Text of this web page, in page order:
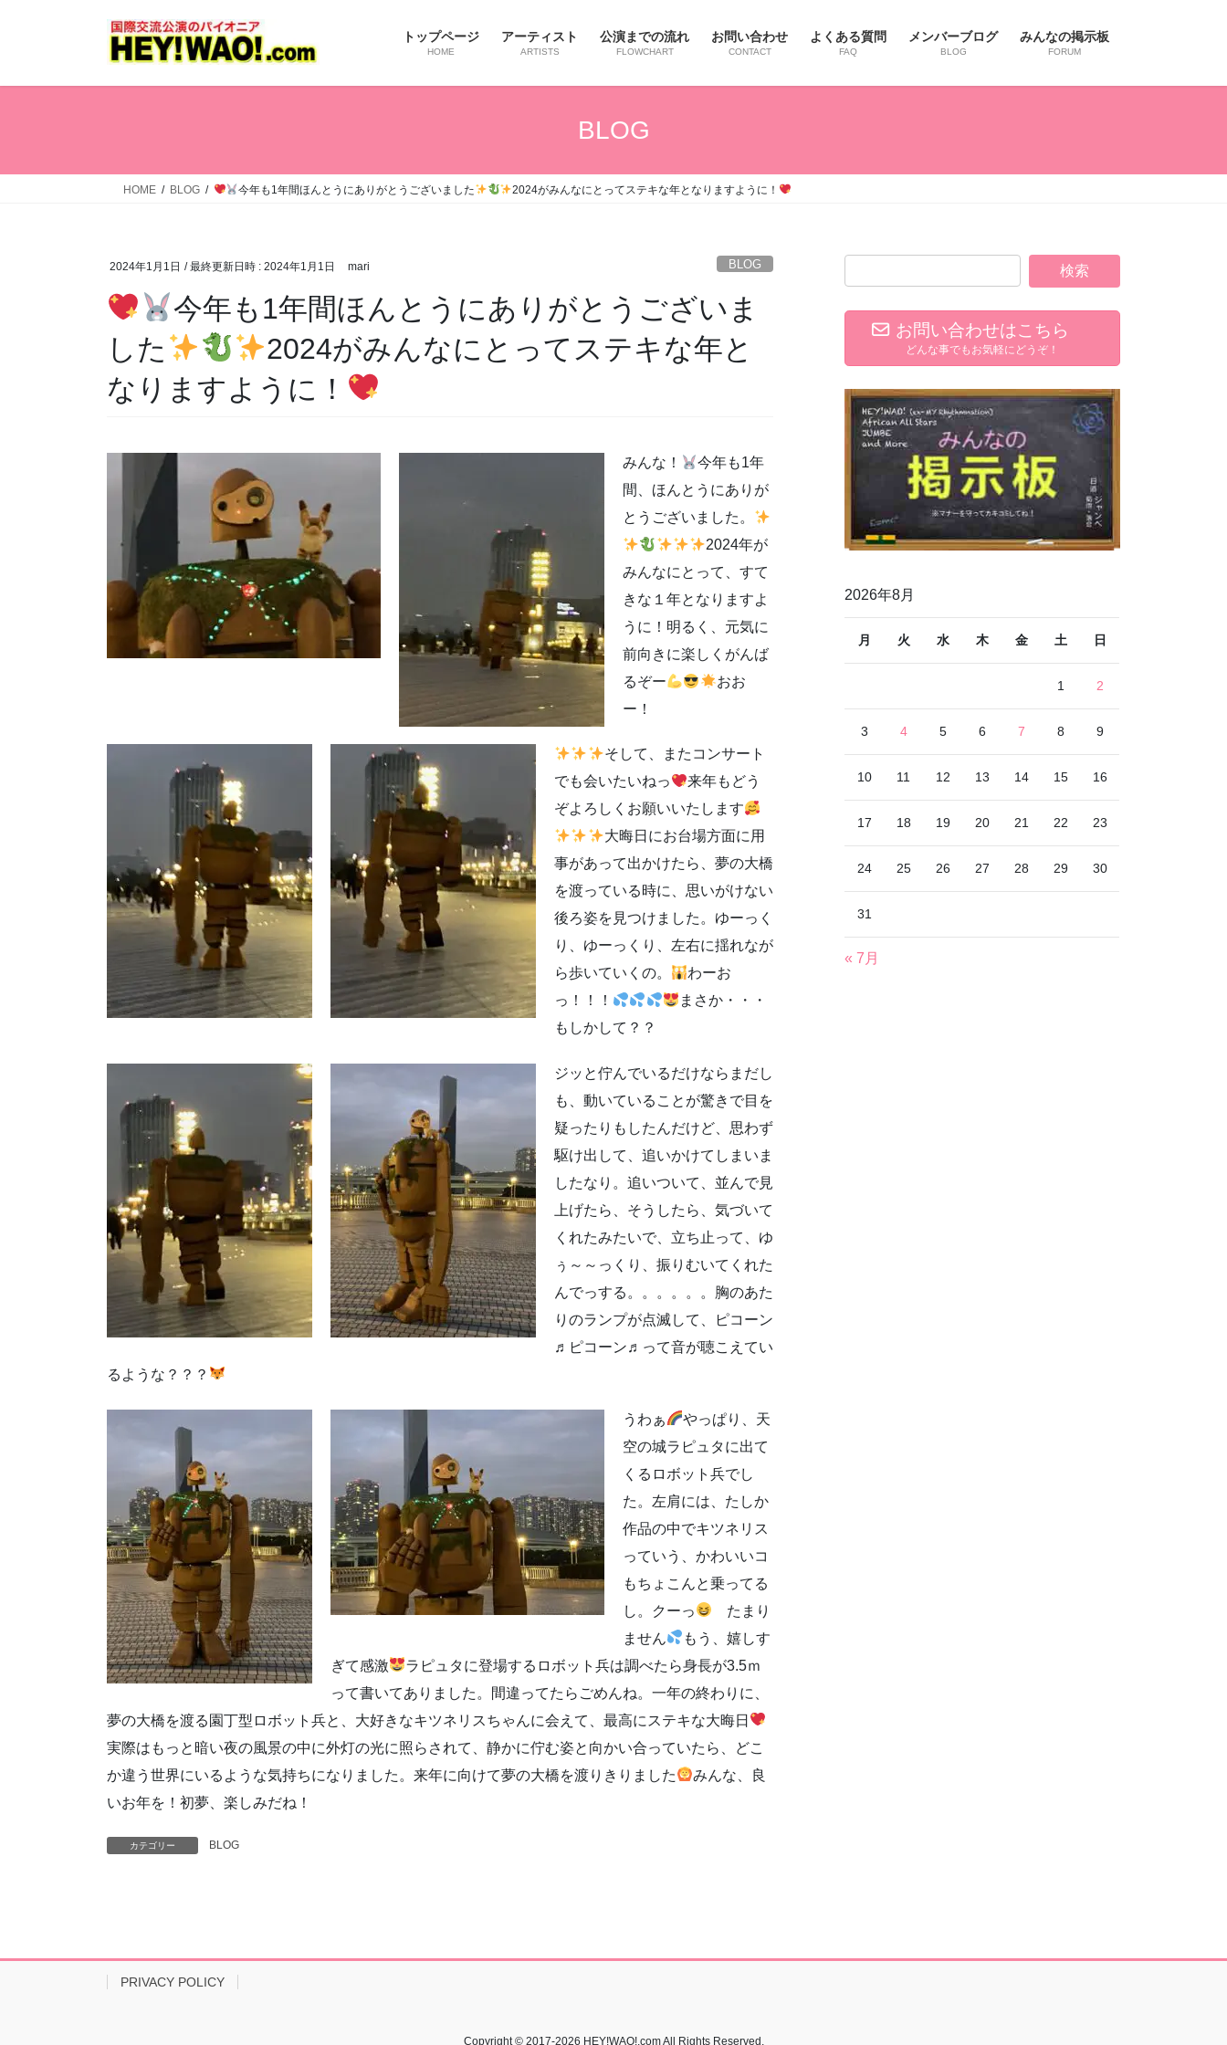
トップページ
HOME
アーティスト
ARTISTS
公演までの流れ
FLOWCHART
お問い合わせ
CONTACT
よくある質問
FAQ
メンバーブログ
BLOG
みんなの掲示板
FORUM
BLOG
HOME BLOG 今年も1年間ほんとうにありがとうございました 2024がみんなにとってステキな年となりますように！
2024年1月1日 / 最終更新日時 : 2024年1月1日 mari BLOG
今年も1年間ほんとうにありがとうございま
した
2024がみんなにとってステキな年と
なりますように！
みんな！
今年も1年
間、ほんとうにありが
とうございました。
2024年が
みんなにとって、すて
きな１年となりますよ
うに！明るく、元気に
前向きに楽しくがんば
るぞー
おお
ー！
そして、またコンサート
でも会いたいねっ
来年もどう
ぞよろしくお願いいたします
大晦日にお台場方面に用
事があって出かけたら、夢の大橋
を渡っている時に、思いがけない
後ろ姿を見つけました。ゆーっく
り、ゆーっくり、左右に揺れなが
ら歩いていくの。
わーお
っ！！！
まさか・・・
もしかして？？
ジッと佇んでいるだけならまだし
も、動いていることが驚きで目を
疑ったりもしたんだけど、思わず
駆け出して、追いかけてしまいま
したなり。追いついて、並んで見
上げたら、そうしたら、気づいて
くれたみたいで、立ち止って、ゆ
ぅ～～っくり、振りむいてくれた
んでっする。。。。。。胸のあた
りのランプが点滅して、ピコーン
♬ピコーン♬って音が聴こえてい
るような？？？
うわぁ
やっぱり、天
空の城ラピュタに出て
くるロボット兵でし
た。左肩には、たしか
作品の中でキツネリス
っていう、かわいいコ
もちょこんと乗ってる
し。クーっ
たまり
ません
もう、嬉しす
ぎて感激
ラピュタに登場するロボット兵は調べたら身長が3.5ｍ
って書いてありました。間違ってたらごめんね。一年の終わりに、
夢の大橋を渡る園丁型ロボット兵と、大好きなキツネリスちゃんに会えて、最高にステキな大晦日
実際はもっと暗い夜の風景の中に外灯の光に照らされて、静かに佇む姿と向かい合っていたら、どこ
か違う世界にいるような気持ちになりました。来年に向けて夢の大橋を渡りきりました
みんな、良
いお年を！初夢、楽しみだね！
カテゴリー BLOG
お問い合わせはこちら
どんな事でもお気軽にどうぞ！
2026年8月
月 火 水 木 金 土 日
1 2
3 4 5 6 7 8 9
10 11 12 13 14 15 16
17 18 19 20 21 22 23
24 25 26 27 28 29 30
31
« 7月
PRIVACY POLICY
Copyright © 2017-2026 HEY!WAO!.com All Rights Reserved.